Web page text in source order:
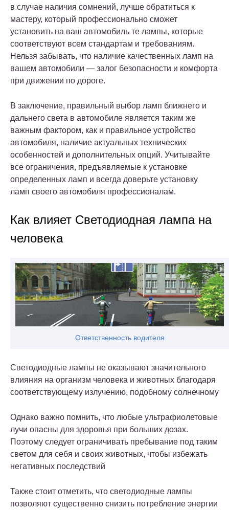
в случае наличия сомнений, лучше обратиться к
мастеру, который профессионально сможет
установить на ваш автомобиль те лампы, которые
соответствуют всем стандартам и требованиям.
Нельзя забывать, что наличие качественных ламп на
вашем автомобили — залог безопасности и комфорта
при движении по дороге.
В заключение, правильный выбор ламп ближнего и
дальнего света в автомобиле является таким же
важным фактором, как и правильное устройство
автомобиля, наличие актуальных технических
особенностей и дополнительных опций. Учитывайте
все ограничения, предъявляемые к установке
определенных ламп и всегда доверьте установку
ламп своего автомобиля профессионалам.
Как влияет Светодиодная лампа на
человека
Ответственность водителя
Светодиодные лампы не оказывают значительного
влияния на организм человека и животных благодаря
соответствующему излучению, подобному солнечному
Однако важно помнить, что любые ультрафиолетовые
лучи опасны для здоровья при больших дозах.
Поэтому следует ограничивать пребывание под таким
светом для себя и своих животных, чтобы избежать
негативных последствий
Также стоит отметить, что светодиодные лампы
позволяют существенно снизить потребление энергии